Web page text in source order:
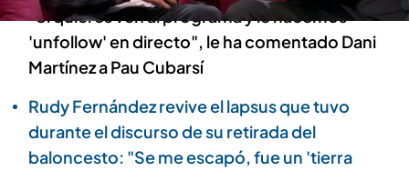
"Si quieres ven al programa y le hacemos
'unfollow' en directo", le ha comentado Dani
Martínez a Pau Cubarsí
Rudy Fernández revive el lapsus que tuvo
durante el discurso de su retirada del
baloncesto: "Se me escapó, fue un 'tierra